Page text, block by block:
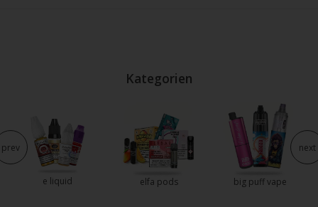
Kategorien
e liquid elfa pods big puff vape
prev next